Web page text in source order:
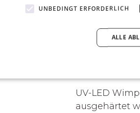
Häufig
UV-LED
ausgehärtet
UNBEDINGT ERFORDERLICH
ALLE